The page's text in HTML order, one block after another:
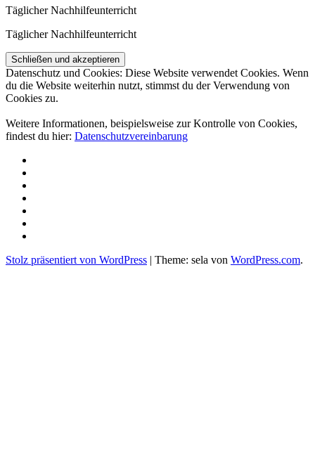
Täg­li­cher Nachhilfeunterricht
Täg­li­cher Nachhilfeunterricht
Datenschutz und Cookies: Diese Website verwendet Cookies. Wenn
du die Website weiterhin nutzt, stimmst du der Verwendung von
Cookies zu.
Weitere Informationen, beispielsweise zur Kontrolle von Cookies,
findest du hier: Datenschutzvereinbarung
Stolz präsentiert von WordPress | Theme: sela von WordPress.com.